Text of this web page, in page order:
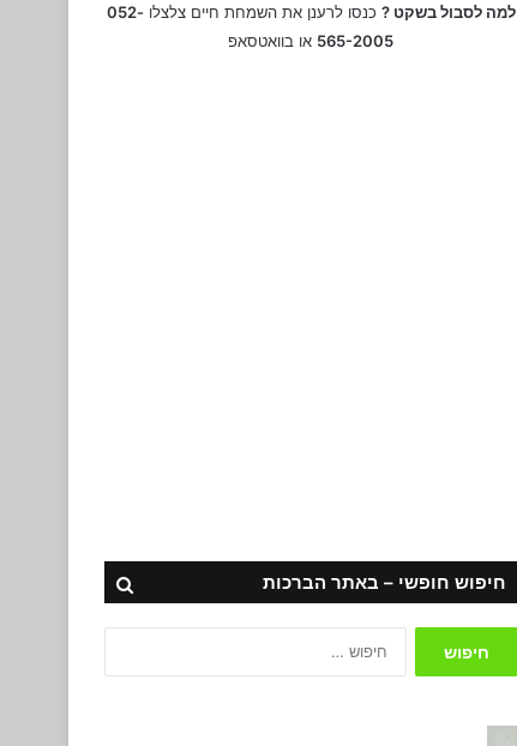
למה לסבול בשקט ? כנסו לרענן את השמחת חיים צלצלו 052-
565-2005 או בוואטסאפ
חיפוש חופשי – באתר הברכות